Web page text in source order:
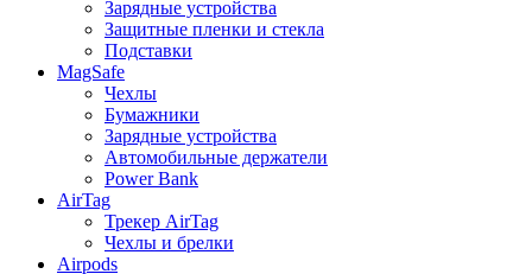
Зарядные устройства
Защитные пленки и стекла
Подставки
MagSafe
Чехлы
Бумажники
Зарядные устройства
Автомобильные держатели
Power Bank
AirTag
Трекер AirTag
Чехлы и брелки
Airpods